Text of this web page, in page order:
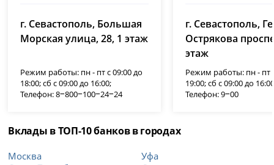
г. Севастополь, Большая
Морская улица, 28, 1 этаж
Режим работы: пн - пт с 09:00 до
18:00; сб с 09:00 до 16:00;
Телефон: 8‒800‒100‒24‒24
г. Севастополь,
Острякова
этаж
Режим работы: пн - пт
19:00; сб с 09:00 до
Телефон: 9‒00
Вклады в ТОП-10 банков в городах
Москва
Уфа